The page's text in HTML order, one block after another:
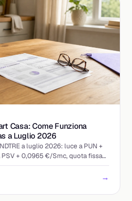
Casa: Come Funziona
a Luglio 2026
a luglio 2026: luce a PUN +
+ 0,0965 €/Smc, quota fissa
leggere l'offerta indicizzata.
→